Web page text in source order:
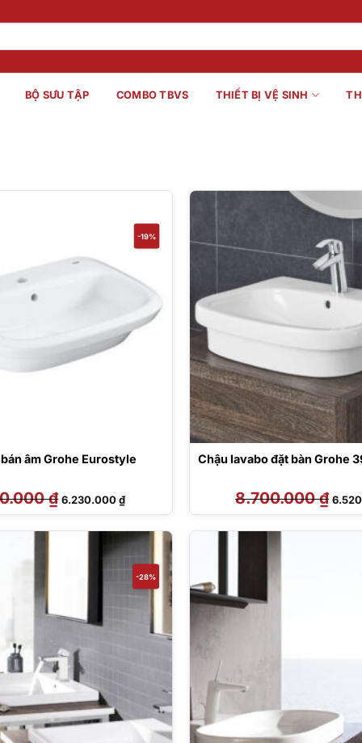
BỘ SƯU TẬP COMBO TBVS THIẾT BỊ VỆ SINH
-19%
âm Grohe Eurostyle
₫ Giá
gốc
là:
6.230.000₫Giá
hiện
tại
6.230.000 ₫.
Chậu lavabo đặt bàn Grohe
8.700.000₫ Giá
gốc
là:
-28%